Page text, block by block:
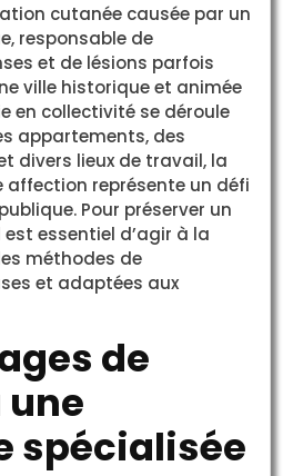
cutanée causée par un
responsable de
et de lésions parfois
ville historique et animée
en collectivité se déroule
appartements, des
divers lieux de travail, la
représente un défi
Pour préserver un
essentiel d’agir à la
méthodes de
et adaptées aux
de
spécialisée